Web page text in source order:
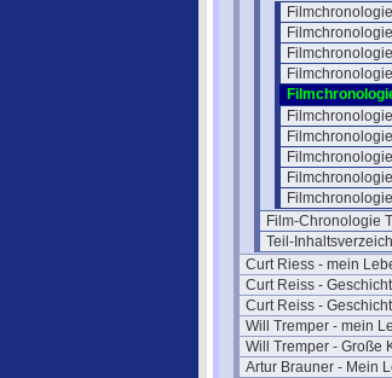
Film-Chronologie
Teil-
Curt Riess - mein
Curt Reiss -
Curt Reiss -
Will Tremper - mein
Will Tremper - Große
Artur Brauner - Mein